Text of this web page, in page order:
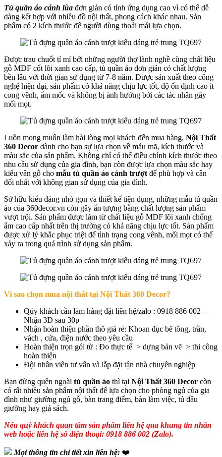
Tủ quần áo cánh lùa đơn giản có tính ứng dụng cao vì có thể dễ
dàng kết hợp với nhiều đồ nội thất, phong cách khác nhau. Sản
phẩm có 2 kích thước để người dùng thoải mái lựa chọn.
Được trau chuốt tỉ mỉ bởi những người thợ lành nghề cùng chất liệu
gỗ MDF cốt lõi xanh cao cấp, tủ quần áo đơn giản có chất lượng
bền lâu với thời gian sử dụng từ 7-8 năm. Được sản xuất theo công
nghệ hiện đại, sản phẩm có khả năng chịu lực tốt, độ ổn định cao ít
cong vênh, ẩm mốc và không bị ảnh hưởng bởi các tác nhân gây
mối mọt.
Luôn mong muốn làm hài lòng mọi khách đến mua hàng, Nội Thất
360 Decor dành cho bạn sự lựa chọn về mẫu mã, kích thước và
màu sắc của sản phẩm. Không chỉ có thể điều chỉnh kích thước theo
nhu cầu sử dụng của gia đình, bạn còn được lựa chọn màu sắc hay
kiểu vân gỗ cho mẫu tủ quần áo cánh trượt để phù hợp và cân
đối nhất với không gian sử dụng của gia đình.
Sở hữu kiểu dáng nhỏ gọn và thiết kế tiện dụng, những mẫu tủ quần
áo của 360decor.vn còn gây ấn tượng bằng chất lượng sản phẩm
vượt trội. Sản phẩm được làm từ chất liệu gỗ MDF lõi xanh chống
ẩm cao cấp nhất trên thị trường có khả năng chịu lực tốt. Sản phẩm
được xử lý khắc phục triệt để tình trạng cong vênh, mối mọt có thể
xảy ra trong quá trình sử dụng sản phẩm.
Vì sao chọn mua nội thất tại Nội Thất 360 Decor?
Qúy khách cần làm hàng đặt liên hệ/zalo : 0918 886 002 –
Nhận 3D sau 30p
Nhận hoàn thiện phần thô giá rẻ: Khoan đục bê tông, trần,
vách , cửa, điện nước theo yêu cầu
Hoàn thiện trọn gói từ : Đo thực tế > dựng bản vẽ > thi công
hoàn thiện
Đội nhân viên tư vấn và lắp đặt tận nhà chuyên nghiệp
Bạn đừng quên ngoài tủ quần áo thì tại Nội Thất 360 Decor còn
có rất nhiều sản phẩm nội thất để lựa chọn cho phòng ngủ của gia
đình như giường ngủ gỗ, bàn trang điểm, bàn làm việc, tủ đầu
giường hay giá sách.
Nếu quý khách quan tâm sản phẩm liên hệ qua khung tin nhắn
web hoặc liên hệ số điện thoại: 0918 886 002 (Zalo).
Mọi thông tin chi tiết xin liên hệ: ❤️